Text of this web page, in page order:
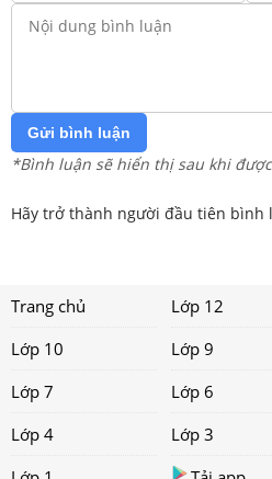
Gửi bình luận
*Bình luận sẽ hiển thị sau khi
Hãy trở thành người đầu tiên bình
Trang chủ Lớp 12
Lớp 10
Lớp 9
Lớp 7
Lớp 6
Lớp 4
Lớp 3